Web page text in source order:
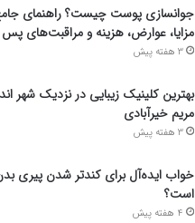
جوانسازی پوست چیست؟ راهنمای
مزایا، عوارض، هزینه و مراقبت‌های پس
3 هفته پیش
بهترین کلینیک زیبایی در نزدیک شهر
مریم خیرآبادی
3 هفته پیش
خواب ایده‌آل برای کندتر شدن پیری
است؟
4 هفته پیش